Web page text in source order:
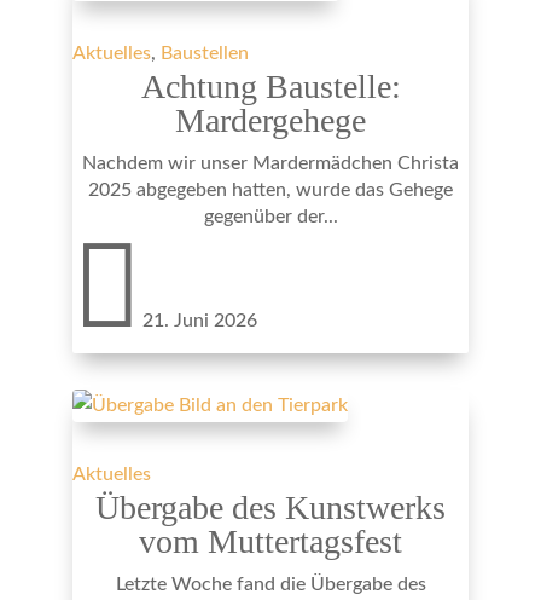
Aktuelles, Baustellen
Achtung Baustelle:
Mardergehege
Nachdem wir unser Mardermädchen Christa
2025 abgegeben hatten, wurde das Gehege
gegenüber der...
 21. Juni 2026
Aktuelles
Übergabe des Kunstwerks
vom Muttertagsfest
Letzte Woche fand die Übergabe des